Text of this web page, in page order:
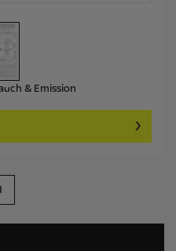
& Emission